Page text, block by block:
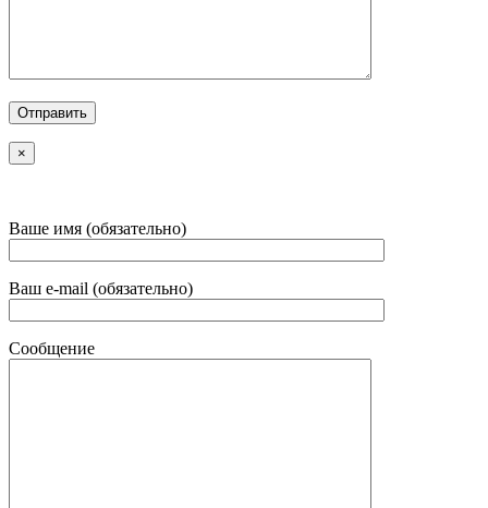
×
Ваше имя (обязательно)
Ваш e-mail (обязательно)
Сообщение